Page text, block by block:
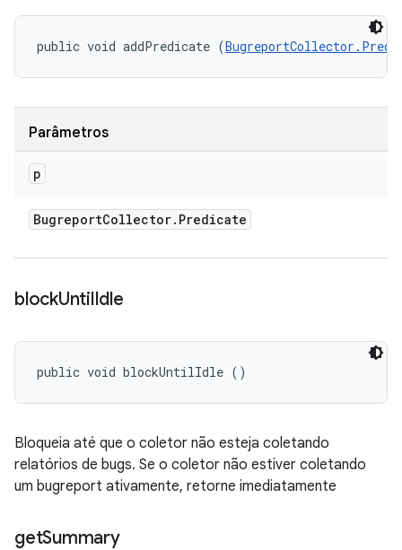
public void addPredicate (
Parâmetros
p
BugreportCollector. Predicate
blockUntilIdle
public void blockUntilIdle ()
Bloqueia até que o coletor não esteja coletando
relatórios de bugs. Se o coletor não estiver coletando
um bugreport ativamente, retorne imediatamente
getSummary